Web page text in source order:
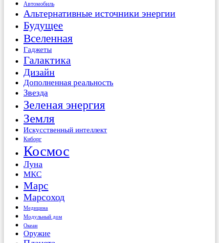
Автомобиль
Альтернативные источники энергии
Будущее
Вселенная
Гаджеты
Галактика
Дизайн
Дополненная реальность
Звезда
Зеленая энергия
Земля
Искусственный интеллект
Киборг
Космос
Луна
МКС
Марс
Марсоход
Медицина
Модульный дом
Океан
Оружие